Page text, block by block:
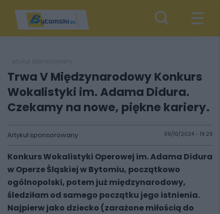
Trwa V Międzynarodowy Konkurs
Wokalistyki im. Adama Didura.
Czekamy na nowe, piękne kariery.
Artykuł sponsorowany 09/10/2024 - 19:29
Konkurs Wokalistyki Operowej im. Adama Didura
w Operze Śląskiej w Bytomiu, początkowo
ogólnopolski, potem już międzynarodowy,
śledziłam od samego początku jego istnienia.
Najpierw jako dziecko (zarażone miłością do